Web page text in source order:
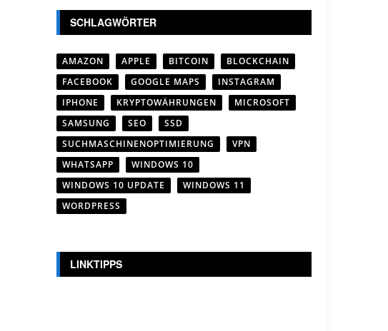
SCHLAGWÖRTER
AMAZON APPLE BITCOIN
BLOCKCHAIN
FACEBOOK
GOOGLE MAPS
INSTAGRAM
IPHONE
KRYPTOWÄHRUNGEN
MICROSOFT
SAMSUNG
SEO
SSD
SUCHMASCHINENOPTIMIERUNG
VPN
WHATSAPP
WINDOWS 10
WINDOWS 10 UPDATE
WINDOWS 11
WORDPRESS
LINKTIPPS